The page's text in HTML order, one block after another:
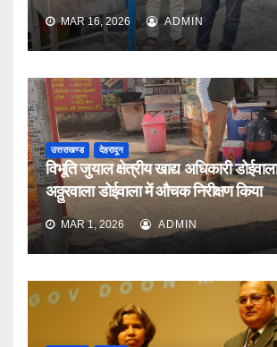
MAR 16, 2026 ADMIN
उत्तराखण्ड देहरादून
विभूति जुयाल क्षेत्रीय खाद्य अधिकारी
अठ्ठुरवाला डोईवाला में औचक निरीक्षण किया
MAR 1, 2026 ADMIN